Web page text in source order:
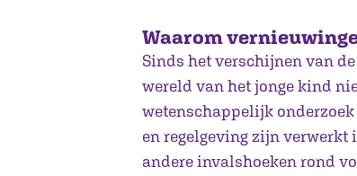
Waarom
Sinds het verschijnen van
wereld van het jonge kind
wetenschappelijk
en regelgeving zijn verwerkt
andere invalshoeken rond